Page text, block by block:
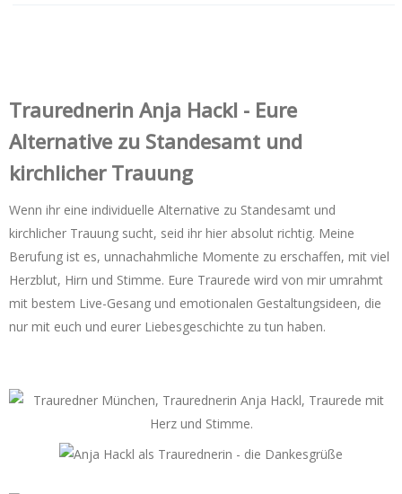
Trauredner‌in Anja Hackl - Eure
Alternative zu Standesamt und
kirchlicher Trauung
Wenn ihr eine individuelle Alternative zu Standesamt und
kirchlicher Trauung sucht, seid ihr hier absolut richtig. Meine
Berufung ist es, unnachahmliche Momente zu erschaffen, mit viel
Herzblut, Hirn und Stimme. Eure Traurede wird von mir umrahmt
mit bestem Live-Gesang und emotionalen Gestaltungsideen, die
nur mit euch und eurer Liebesgeschichte zu tun haben.